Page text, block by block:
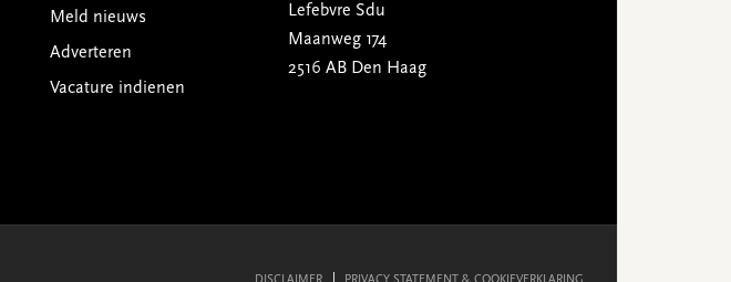
Meld nieuws
Adverteren
Vacature indienen
Lefebvre Sdu
Maanweg 174
2516 AB Den Haag